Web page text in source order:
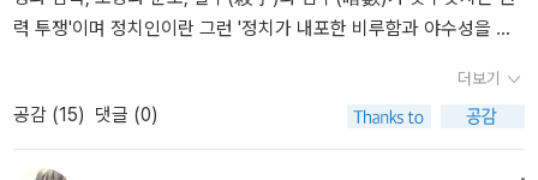
고 있음을 부인하기 어렵다고 한다면 지금의 국회라는 곳의 구성원들
나타났다는 정형화된 오래된 바위 같은 사고의 그 틀을 깨어지지가
못 했던 것이 아니고서야 달리 설명할 방법이 없다. 맹신적인 믿음이
나 의문을 달지 못하는 맹목화된 가치와 사고는 논리적인 힘이 발휘
층도 그들이 가진 것을 나누고 더불어 살아가는 사회를 만들고자 하
보수정당을 자본주의 체제로 이분화해 생각하곤 하지만 그가 생각하
는 진보를 설명하자면 측은지심을 기반으로 유전자를 공유하지 않은
타인의 복지에 대한 진정한 관심과, 타인의 복지를 위해 사적 자원의
력 투쟁'이며 정치인이란 그런 '정치가 내포한 비루함과 야수성을 인
하지 않았고, 앞으로도 직업정치인으로는 살지 않겠다고 선언했
다. 그 때문일까? 유시민은 이 책 <어떻게 살 것인가>에서, 정치인으
로 펴낸 지난 10년 간의 책들과 달리 사회적으로 민감한 이슈에도, 도
더보기
공감 (15) 댓글 (0)